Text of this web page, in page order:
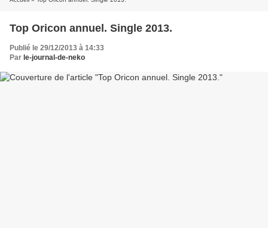
Top Oricon annuel. Single 2013.
Publié le 29/12/2013 à 14:33
Par le-journal-de-neko